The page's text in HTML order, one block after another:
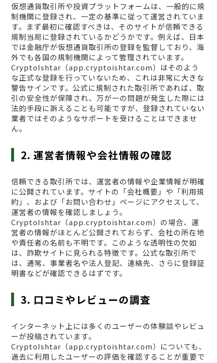
仮想通貨取引所や投資プラットフォームは、一般的に規
制機関に登録され、一定の基準に従って運営されていま
す。まず最初に確認すべきは、そのサイトが信頼できる
規制当局に登録されているかどうかです。例えば、日本
では金融庁が仮想通貨取引所の登録を監督しており、海
外でも各国の規制機関によって管理されています。
CryptoIshtar（app.cryptoishtar.com）はそのよう
な正式な登録を行っていないため、これは非常に大きな
警告サインです。公式に規制された取引所であれば、取
引の安全性が保障され、万が一の問題が発生した際には
法的手段に訴えることも可能ですが、登録されていない
業者ではそのようなサポートを受けることはできませ
ん。
2. 運営者情報や会社情報の確認
信頼できる取引所では、運営者の情報や企業情報が明確
に公開されています。サイトの「会社概要」や「利用規
約」、および「お問い合わせ」ページにアクセスして、
運営者の情報を確認しましょう。
CryptoIshtar（app.cryptoishtar.com）の場合、運
営者の情報がほとんど公開されておらず、会社の所在地
や責任者の名前も不明です。このような透明性の欠如
は、詐欺サイトに見られる特徴です。公式な取引所で
は、通常、事業者名や法人登記、連絡先、さらに登録証
明書などが確認できるはずです。
3. 口コミやレビューの調査
インターネット上には多くのユーザーの体験談やレビュ
ーが投稿されています。
CryptoIshtar（app.cryptoishtar.com）についても、
過去に利用したユーザーの評価を確認することが重要で